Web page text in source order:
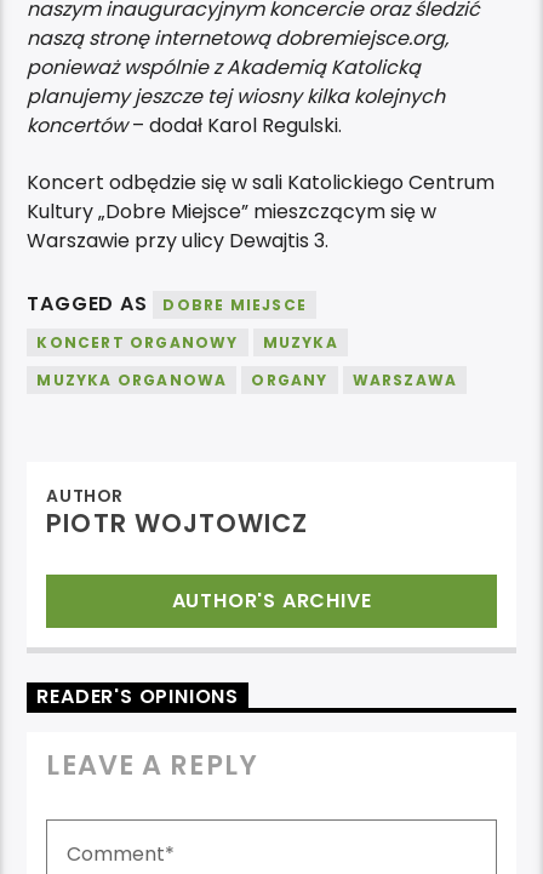
naszym inauguracyjnym koncercie oraz śledzić
naszą stronę internetową dobremiejsce.org,
ponieważ wspólnie z Akademią Katolicką
planujemy jeszcze tej wiosny kilka kolejnych
koncertów– dodał Karol Regulski.
Koncert odbędzie się w sali Katolickiego Centrum
Kultury „Dobre Miejsce” mieszczącym się w
Warszawie przy ulicy Dewajtis 3.
TAGGED AS
DOBRE MIEJSCE
KONCERT ORGANOWY
MUZYKA
MUZYKA ORGANOWA
ORGANY WARSZAWA
AUTHOR
PIOTR WOJTOWICZ
AUTHOR'S ARCHIVE
READER'S OPINIONS
LEAVE A REPLY